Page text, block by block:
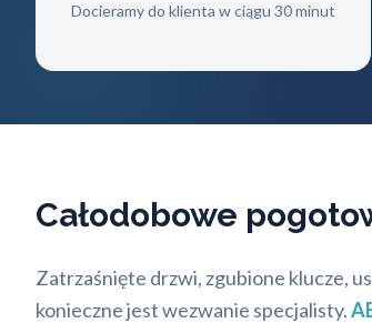
Docieramy do klienta w ciągu 30 minut
Całodobowe
Zatrzaśnięte drzwi, zgubione klucze,
konieczne jest wezwanie specjalisty.